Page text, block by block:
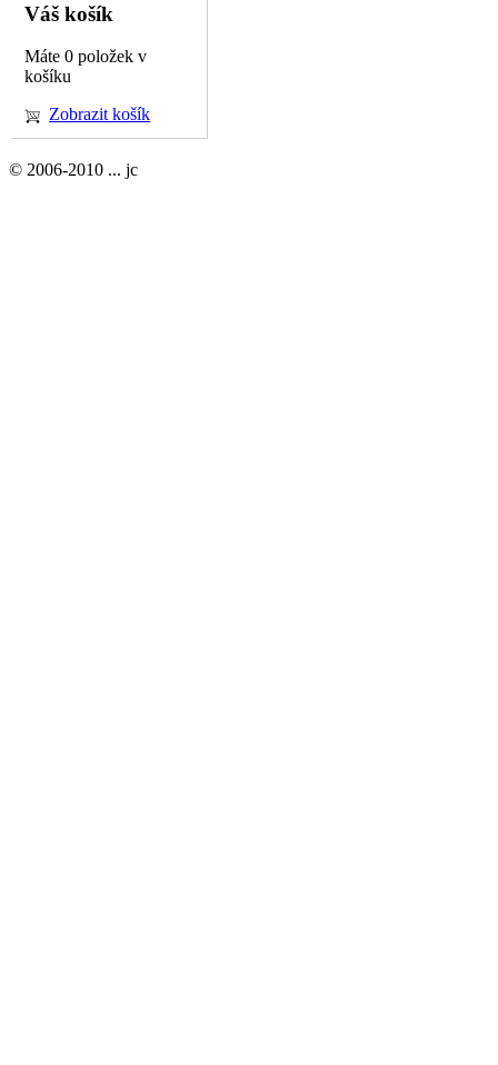
Váš košík
Máte 0 položek v
košíku
Zobrazit košík
© 2006-2010 ... jc